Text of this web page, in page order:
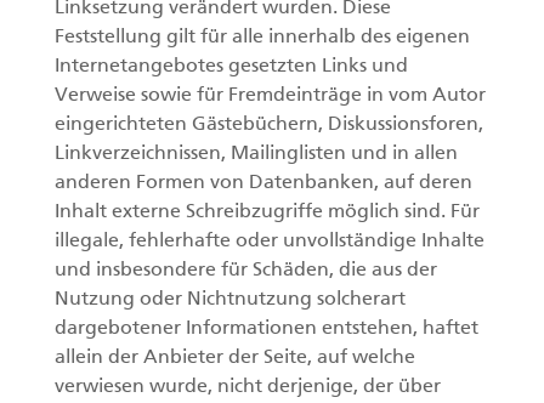
Linksetzung verändert wurden. Diese
Feststellung gilt für alle innerhalb des eigenen
Internetangebotes gesetzten Links und
Verweise sowie für Fremdeinträge in vom Autor
eingerichteten Gästebüchern, Diskussionsforen,
Linkverzeichnissen, Mailinglisten und in allen
anderen Formen von Datenbanken, auf deren
Inhalt externe Schreibzugriffe möglich sind. Für
illegale, fehlerhafte oder unvollständige Inhalte
und insbesondere für Schäden, die aus der
Nutzung oder Nichtnutzung solcherart
dargebotener Informationen entstehen, haftet
allein der Anbieter der Seite, auf welche
verwiesen wurde, nicht derjenige, der über